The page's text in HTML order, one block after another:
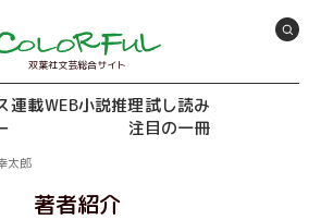
双葉社文芸総合サイト
連載WEB小説推理試し読み
注目の一冊
太郎
著者紹介